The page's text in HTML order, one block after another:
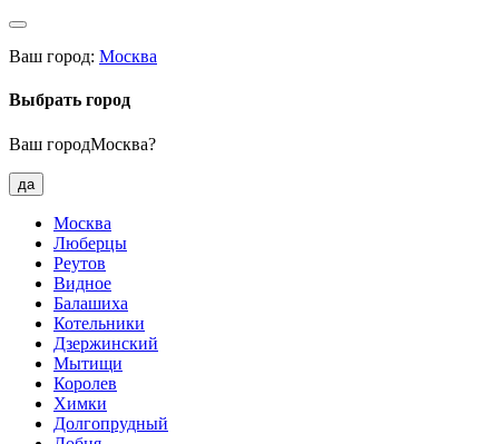
Ваш город: Москва
Выбрать город
Ваш городМосква?
да
Москва
Люберцы
Реутов
Видное
Балашиха
Котельники
Дзержинский
Мытищи
Королев
Химки
Долгопрудный